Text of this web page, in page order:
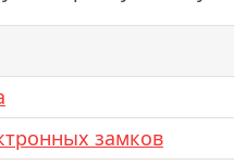
замков